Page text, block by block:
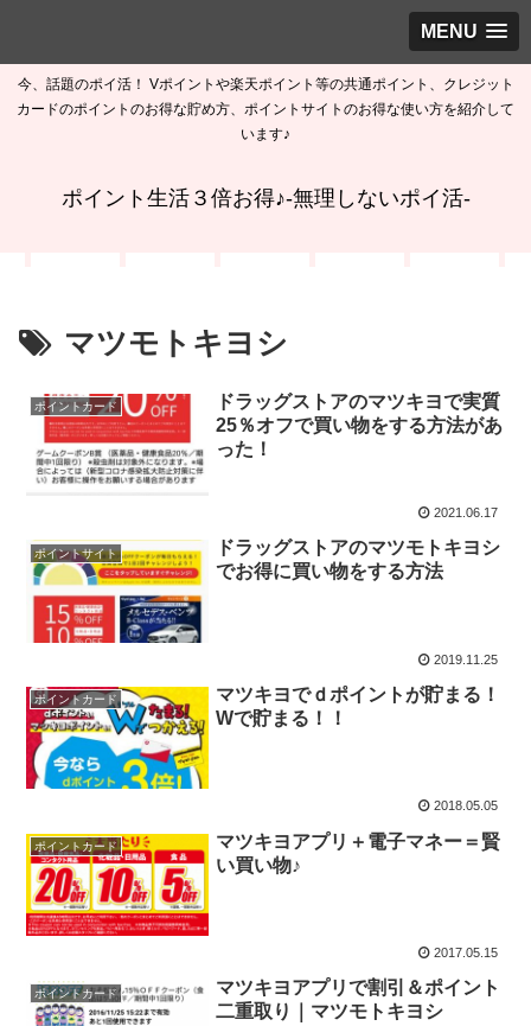
MENU
今、話題のポイ活！ Vポイントや楽天ポイント等の共通ポイント、クレジット
カードのポイントのお得な貯め方、ポイントサイトのお得な使い方を紹介して
います♪
ポイント生活３倍お得♪-無理しないポイ活-
マツモトキヨシ
ポイントカード
ドラッグストアのマツキヨで実質
25％オフで買い物をする方法があ
った！
2021.06.17
ポイントサイト
ドラッグストアのマツモトキヨシ
でお得に買い物をする方法
2019.11.25
ポイントカード
マツキヨでｄポイントが貯まる！
Wで貯まる！！
2018.05.05
ポイントカード
マツキヨアプリ＋電子マネー＝賢
い買い物♪
2017.05.15
ポイントカード
マツキヨアプリで割引＆ポイント
二重取り｜マツモトキヨシ